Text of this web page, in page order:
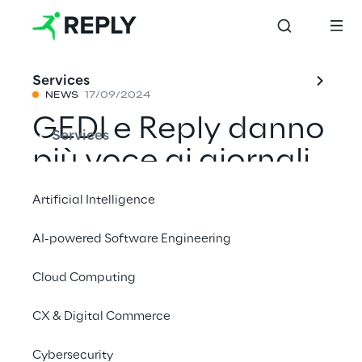
Services
Services
Artificial Intelligence
AI-powered Software Engineering
Cloud Computing
CX & Digital Commerce
Cybersecurity
NEWS 17/09/2024
GEDI e Reply danno
più voce ai giornali
I lettori di Stampa e Repubblica diventano